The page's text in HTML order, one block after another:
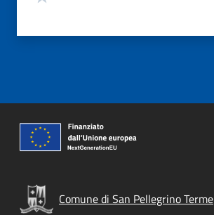
Comune di San Pellegrino Terme